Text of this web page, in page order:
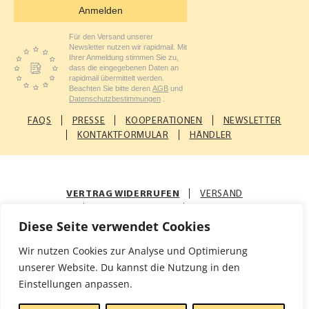
Diese Seite verwendet Cookies
Wir nutzen Cookies zur Analyse und Optimierung
unserer Website. Du kannst die Nutzung in den
Einstellungen anpassen.
Anmelden
Für den Versand unserer
Newsletter nutzen wir rapidmail. Mit
Ihrer Anmeldung stimmen Sie zu,
dass die eingegebenen Daten an
rapidmail übermittelt werden.
Beachten Sie bitte deren AGB und
Datenschutzbestimmungen
FAQS PRESSE KOOPERATIONEN
NEWSLETTER
KONTAKTFORMULAR
HÄNDLER
VERTRAG WIDERRUFEN
VERSAND
Impressum
Datenschutz